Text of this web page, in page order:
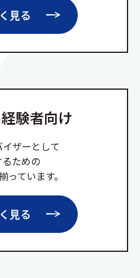
見る
験者向け
ザーとして
ための
っています。
見る